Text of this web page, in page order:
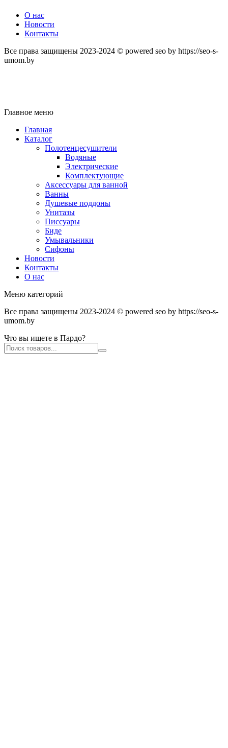
О нас
Новости
Контакты
Все права защищены 2023-2024 © powered seo by https://seo-s-
umom.by
Главное меню
Главная
Каталог
Полотенцесушители
Водяные
Электрические
Комплектующие
Аксессуары для ванной
Ванны
Душевые поддоны
Унитазы
Писсуары
Биде
Умывальники
Сифоны
Новости
Контакты
О нас
Меню категорий
Все права защищены 2023-2024 © powered seo by https://seo-s-
umom.by
Что вы ищете в Пардо?